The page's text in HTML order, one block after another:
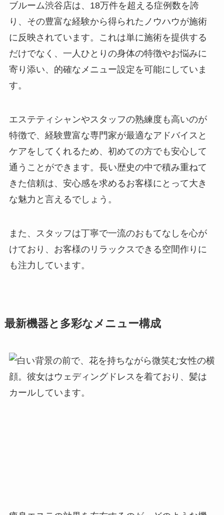
ブルーム渋谷店は、18万件を超える症例数を誇
り、その豊富な経験から得られたノウハウが施術
に反映されています。これは単に施術を提供する
だけでなく、一人ひとりの身体の特徴やお悩みに
寄り添い、的確なメニュー設定を可能にしていま
す。
エステティシャンやスタッフの熟練度も高いのが
特徴で、経験豊富な専門家が最適なアドバイスと
ケアをしてくれるため、初めての方でも安心して
通うことができます。長い歴史の中で積み重ねて
きた信頼は、安心感を求めるお客様にとって大き
な魅力と言えるでしょう。
また、スタッフは丁寧で一流のおもてなしを心が
けており、お客様のリラックスできる空間作りに
も注力しています。
最新機器と多彩なメニュー構成